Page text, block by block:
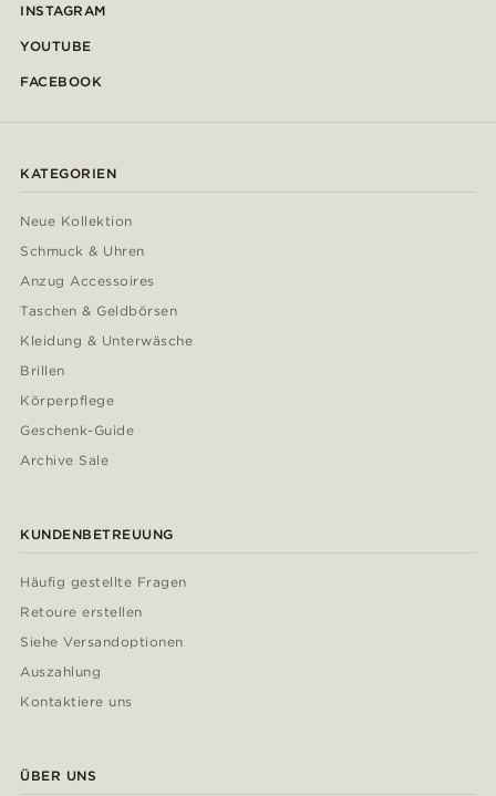
INSTAGRAM
YOUTUBE
FACEBOOK
KATEGORIEN
Neue Kollektion
Schmuck & Uhren
Anzug Accessoires
Taschen & Geldbörsen
Kleidung & Unterwäsche
Brillen
Körperpflege
Geschenk-Guide
Archive Sale
KUNDENBETREUUNG
Häufig gestellte Fragen
Retoure erstellen
Siehe Versandoptionen
Auszahlung
Kontaktiere uns
ÜBER UNS